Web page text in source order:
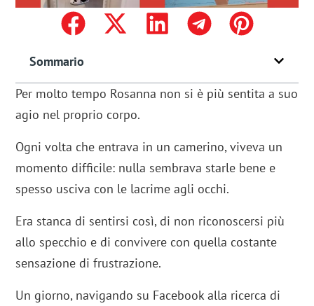
Sommario
Per molto tempo Rosanna non si è più sentita a suo
agio nel proprio corpo.
Ogni volta che entrava in un camerino, viveva un
momento difficile: nulla sembrava starle bene e
spesso usciva con le lacrime agli occhi.
Era stanca di sentirsi così, di non riconoscersi più
allo specchio e di convivere con quella costante
sensazione di frustrazione.
Un giorno, navigando su Facebook alla ricerca di